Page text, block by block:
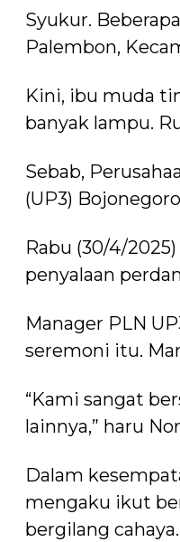
Syukur.
Palembon,
Kini, ibu muda
banyak lampu.
Sebab,
(UP3)
Rabu (30/4/
penyalaan
Manager PLN
seremoni itu.
“Kami sangat
lainnya,” haru
Dalam
mengaku ikut
bergilang cahaya.